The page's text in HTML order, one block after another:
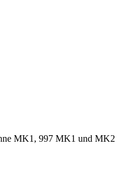
MK1, 997 MK1 und MK2